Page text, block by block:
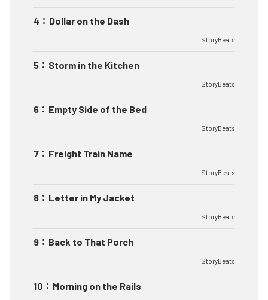
4 ： Dollar on the Dash
StoryBeats
5 ： Storm in the Kitchen
StoryBeats
6 ： Empty Side of the Bed
StoryBeats
7 ： Freight Train Name
StoryBeats
8 ： Letter in My Jacket
StoryBeats
9 ： Back to That Porch
StoryBeats
10 ： Morning on the Rails